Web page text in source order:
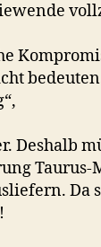
Deshalb
Da